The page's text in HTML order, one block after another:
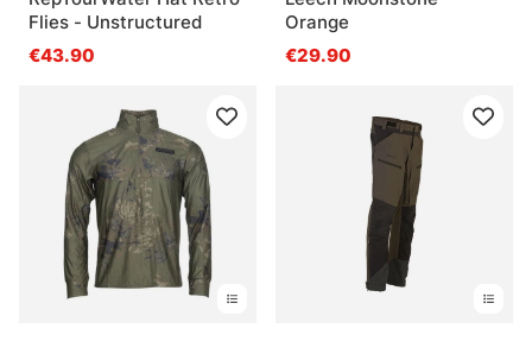
Flies - Unstructured
€43.90
Orange
€29.90